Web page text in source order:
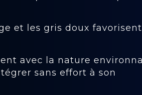
et les gris doux
avec la nature
sans effort à son